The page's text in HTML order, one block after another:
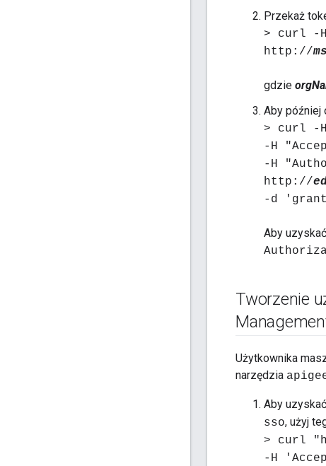
Przekaż
> curl -
http://
gdzie
Aby później
> curl -
-H
-H
http://
-d
Aby
Tworzenie
Użytkownika
narzędzia
Aby
sso, użyj
> curl
-H